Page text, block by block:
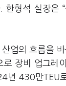
형석 실장은
업의 흐름을
장비 업그레
년 430만TEU